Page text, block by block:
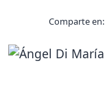
Comparte en: